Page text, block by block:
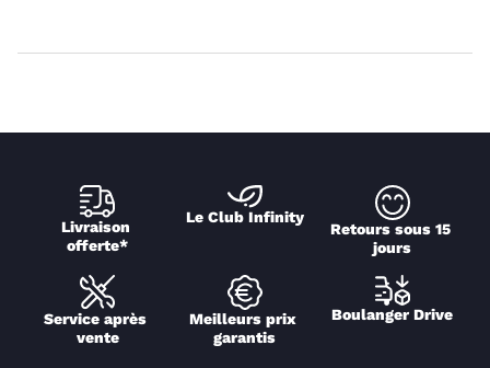
Livraison
offerte*
Le Club Infinity
Retours sous 15
jours
Service après
vente
Meilleurs prix
garantis
Boulanger Drive